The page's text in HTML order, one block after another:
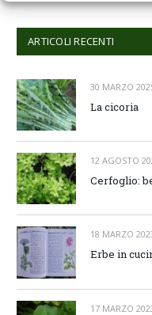
ARTICOLI RECENTI
30 MARZO
La cicoria
12 AGOSTO
Cerfoglio:
18 MARZO
Erbe in
17 MARZO